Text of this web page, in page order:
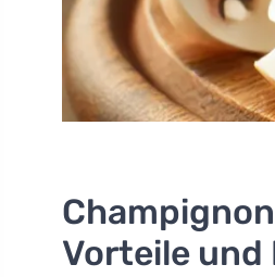
Vorteile